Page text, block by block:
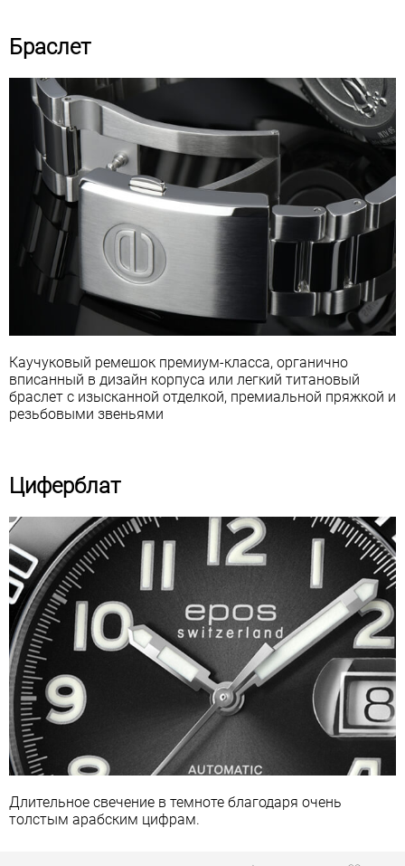
Браслет
Каучуковый ремешок премиум-класса, органично
вписанный в дизайн корпуса или легкий титановый
браслет с изысканной отделкой, премиальной пряжкой и
резьбовыми звеньями
Циферблат
Длительное свечение в темноте благодаря очень
толстым арабским цифрам.